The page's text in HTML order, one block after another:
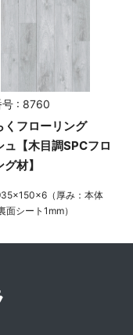
号 : 8760
くフローリング
ュ【木目調SPCフロ
材】
（厚み：本体
面シート1mm）